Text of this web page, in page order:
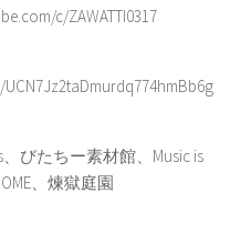
c/ZAWATTI0317
びたちー素材館、Music is
、煉獄庭園